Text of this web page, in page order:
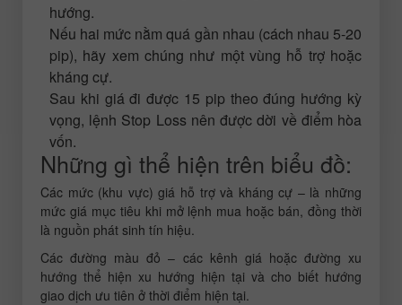
hướng.
Nếu hai mức nằm quá gần nhau (cách nhau 5-20
pip), hãy xem chúng như một vùng hỗ trợ hoặc
kháng cự.
Sau khi giá đi được 15 pip theo đúng hướng kỳ
vọng, lệnh Stop Loss nên được dời về điểm hòa
vốn.
Những gì thể hiện trên biểu đồ:
Các mức (khu vực) giá hỗ trợ và kháng cự – là những
mức giá mục tiêu khi mở lệnh mua hoặc bán, đồng thời
là nguồn phát sinh tín hiệu.
Các đường màu đỏ – các kênh giá hoặc đường xu
hướng thể hiện xu hướng hiện tại và cho biết hướng
giao dịch ưu tiên ở thời điểm hiện tại.